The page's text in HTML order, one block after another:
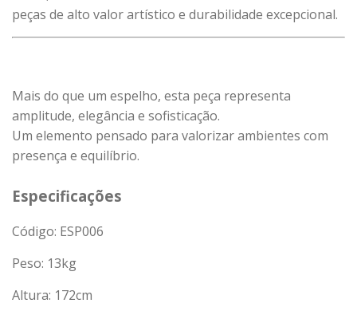
peças de alto valor artístico e durabilidade excepcional.
Mais do que um espelho, esta peça representa
amplitude, elegância e sofisticação.
Um elemento pensado para valorizar ambientes com
presença e equilíbrio.
Especificações
Código: ESP006
Peso: 13kg
Altura: 172cm